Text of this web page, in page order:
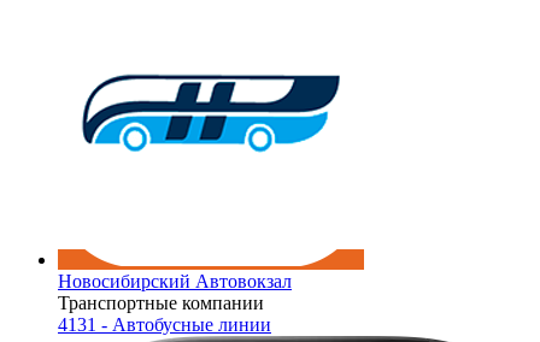
Новосибирский Автовокзал
Транспортные компании
4131 - Автобусные линии